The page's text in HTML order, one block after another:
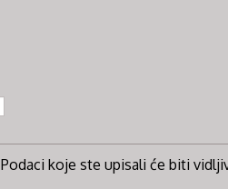
Podaci koje ste upisali će biti